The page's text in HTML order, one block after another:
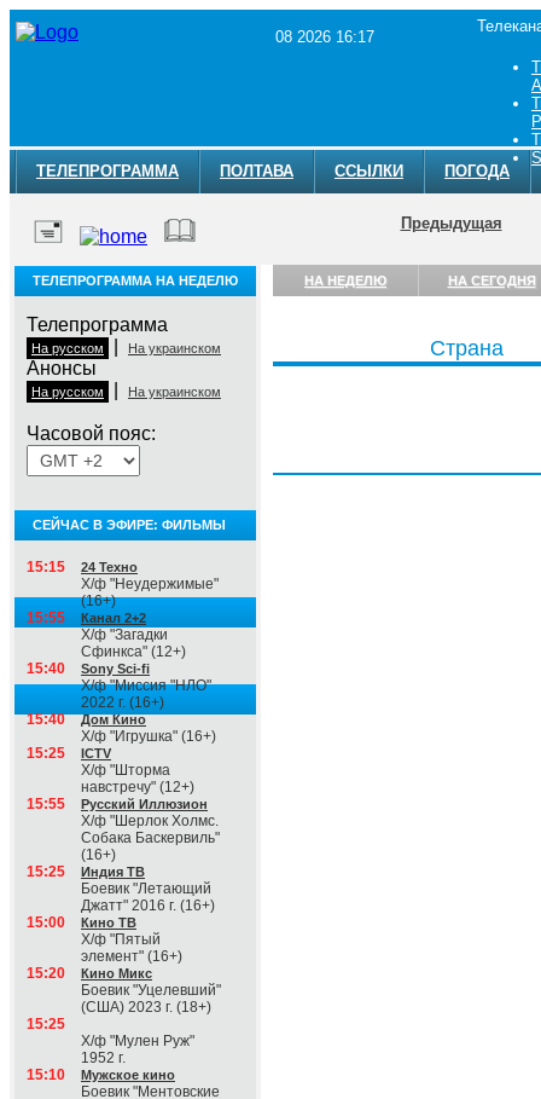
08 2026 16:17
ТЕЛЕПРОГРАММА ПОЛТАВА ССЫЛКИ ПОГОДА
Предыдущая
ТЕЛЕПРОГРАММА НА НЕДЕЛЮ
Телепрограмма
На русском На украинском
Анонсы
На русском На украинском
Часовой пояс:
СЕЙЧАС В ЭФИРЕ: ФИЛЬМЫ
15:15 24 Техно
Х/ф "Неудержимые"
(16+)
15:55
Канал 2+2
Х/ф "Загадки
Сфинкса" (12+)
15:40
Sony Sci-fi
Х/ф "Миссия "НЛО"
2022 г. (16+)
15:40
Дом Кино
Х/ф "Игрушка" (16+)
15:25
ICTV
Х/ф "Шторма
навстречу" (12+)
15:55
Русский Иллюзион
Х/ф "Шерлок Холмс.
Собака Баскервиль"
(16+)
15:25
Индия ТВ
Боевик "Летающий
Джатт" 2016 г. (16+)
15:00
Кино ТВ
Х/ф "Пятый
элемент" (16+)
15:20
Кино Микс
Боевик "Уцелевший"
(США) 2023 г. (18+)
15:25
Х/ф "Мулен Руж"
1952 г.
15:10
Мужское кино
Боевик "Ментовские
НА НЕДЕЛЮ НА СЕГОДНЯ
Страна